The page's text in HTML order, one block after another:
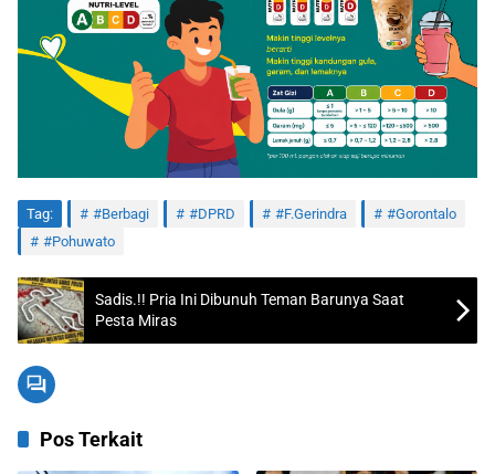
Tag: #Berbagi #DPRD #F.Gerindra
#Gorontalo
#Pohuwato
Sadis.!! Pria Ini Dibunuh Teman Barunya Saat
Pesta Miras
Pos Terkait